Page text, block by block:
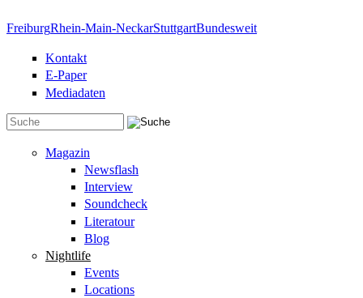
FreiburgRhein-Main-NeckarStuttgartBundesweit
Kontakt
E-Paper
Mediadaten
Magazin
Newsflash
Interview
Soundcheck
Literatour
Blog
Nightlife
Events
Locations